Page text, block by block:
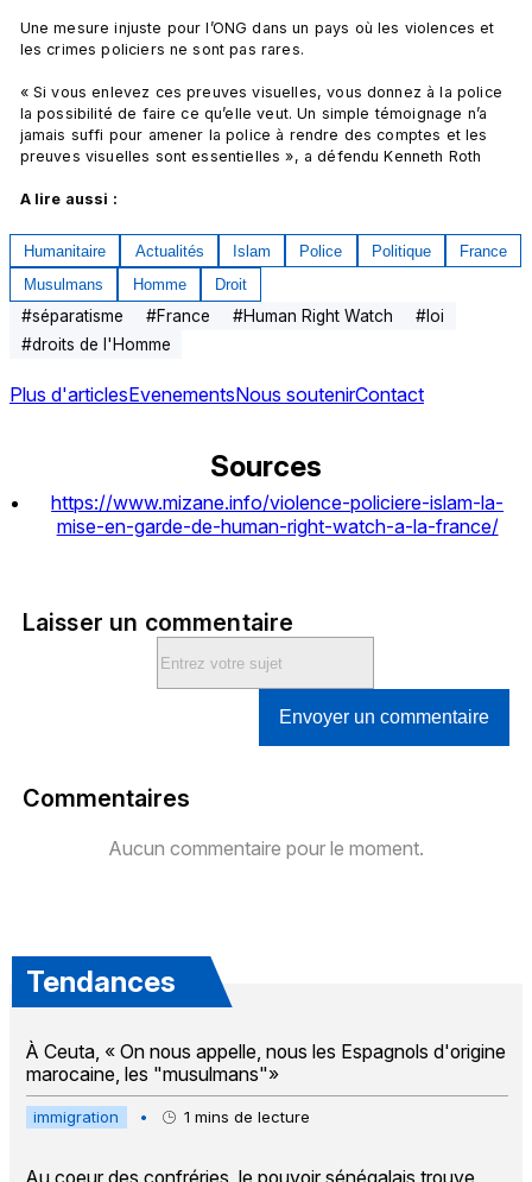
Une mesure injuste pour l’ONG dans un pays où les violences et
les crimes policiers ne sont pas rares.
« Si vous enlevez ces preuves visuelles, vous donnez à la police
la possibilité de faire ce qu’elle veut. Un simple témoignage n’a
jamais suffi pour amener la police à rendre des comptes et les
preuves visuelles sont essentielles », a défendu Kenneth Roth
A lire aussi :
Humanitaire Actualités Islam Police Politique
France
Musulmans
Homme Droit
#séparatisme #France #Human Right Watch #loi
#droits de l'Homme
Plus d'articlesEvenementsNous soutenirContact
Sources
https://www.mizane.info/violence-policiere-islam-la-
mise-en-garde-de-human-right-watch-a-la-france/
Laisser un commentaire
Envoyer un commentaire
Commentaires
Aucun commentaire pour le moment.
Tendances
À Ceuta, « On nous appelle, nous les Espagnols d'origine
marocaine, les "musulmans"»
immigration • 1 mins de lecture
Au coeur des confréries, le pouvoir sénégalais trouve